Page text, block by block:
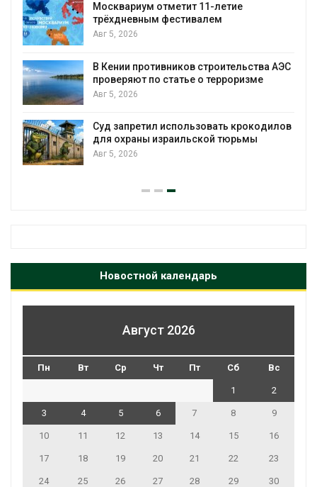
Москвариум отметит 11-летие
трёхдневным фестивалем
Авг 5, 2026
В Кении противников строительства АЭС
проверяют по статье о терроризме
Авг 5, 2026
Суд запретил использовать крокодилов
для охраны израильской тюрьмы
Авг 5, 2026
Новостной календарь
Август 2026
Пн Вт Ср Чт Пт Сб Вс
1 2
3 4 5 6 7 8 9
10 11 12 13 14 15 16
17 18 19 20 21 22 23
24 25 26 27 28 29 30